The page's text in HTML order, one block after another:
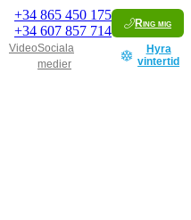
+34 865 450 175
+34 607 857 714
Ring mig
VideoSociala
medier
Hyra
vintertid